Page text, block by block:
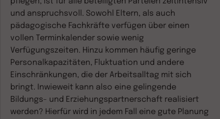
und anspruchsvoll. Sowohl Eltern, als auch
pädagogische Fachkräfte verfügen über einen
vollen Terminkalender sowie wenig
Verfügungszeiten. Hinzu kommen häufig geringe
Personalkapazitäten, Fluktuation und andere
Einschränkungen, die der Arbeitsalltag mit sich
bringt. Inwieweit kann also eine gelingende
Bildungs- und Erziehungspartnerschaft realisiert
werden? Hierfür wird in jedem Fall eine gute Planung